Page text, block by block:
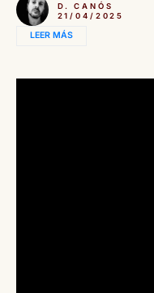
D. CANÓS
21/04/2025
LEER MÁS